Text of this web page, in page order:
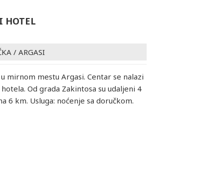
HOTEL
/ ARGASI
mirnom mestu Argasi. Centar se nalazi
Od grada Zakintosa su udaljeni 4
6 km. Usluga: noćenje sa doručkom.